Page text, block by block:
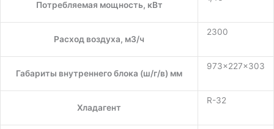
Потребляемая мощность, кВт
Расход воздуха, м3/ч
2300
Габариты внутреннего блока (ш/г/в) мм
973×227×303
Хладагент
R-32